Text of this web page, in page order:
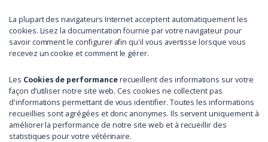
La plupart des navigateurs Internet acceptent automatiquement les
cookies. Lisez la documentation fournie par votre navigateur pour
savoir comment le configurer afin qu'il vous avertisse lorsque vous
recevez un cookie et comment le gérer.
Les Cookies de performancerecueillent des informations sur votre
façon d’utiliser notre site web. Ces cookies ne collectent pas
d'informations permettant de vous identifier. Toutes les informations
recueillies sont agrégées et donc anonymes. Ils servent uniquement à
améliorer la performance de notre site web et à recueillir des
statistiques pour votre vétérinaire.